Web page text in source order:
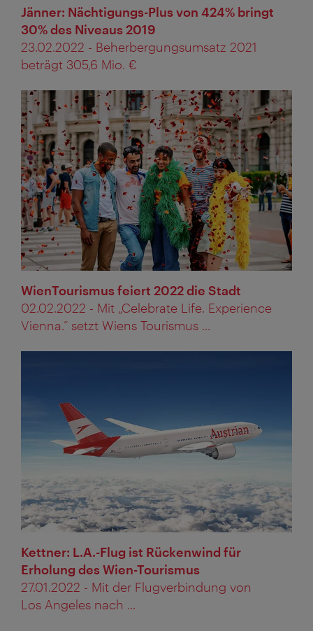
Jänner: Nächtigungs-Plus von 424% bringt
30% des Niveaus 2019
23.02.2022 - Beherbergungsumsatz 2021
beträgt 305,6 Mio. €
WienTourismus feiert 2022 die Stadt
02.02.2022 - Mit „Celebrate Life. Experience
Vienna.“ setzt Wiens Tourismus ...
Kettner: L.A.-Flug ist Rückenwind für
Erholung des Wien-Tourismus
27.01.2022 - Mit der Flugverbindung von
Los Angeles nach ...